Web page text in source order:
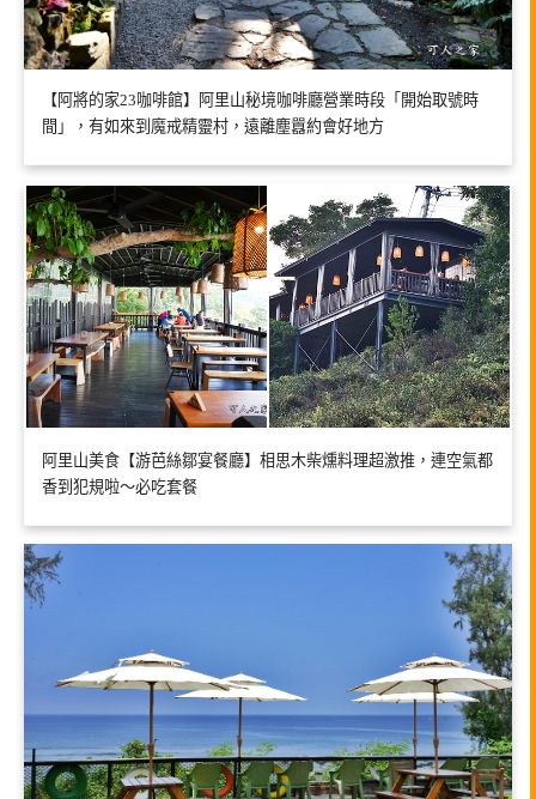
【阿將的家23咖啡館】阿里山秘境咖啡廳營業時段「開始取號時
間」，有如來到魔戒精靈村，遠離塵囂約會好地方
阿里山美食【游芭絲鄒宴餐廳】相思木柴燻料理超激推，連空氣都
香到犯規啦～必吃套餐